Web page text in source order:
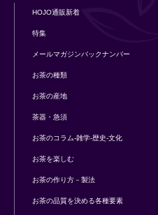
HOJO通販新着
特集
メールマガジンバックナンバー
お茶の種類
お茶の産地
茶器・急須
お茶のコラム-雑学-歴史-文化
お茶を楽しむ
お茶の作り方－製法
お茶の品質を決める各種要素